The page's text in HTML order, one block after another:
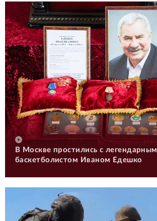
В Москве простились с легендарным
баскетболистом Иваном Едешко